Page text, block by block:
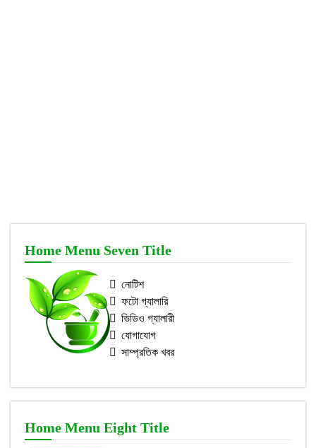
Home Menu Seven Title
নোটিশ
ফটো গ্যালারি
ভিডিও গ্যালারী
যোগাযোগ
সাম্প্রতিক খবর
Home Menu Eight Title